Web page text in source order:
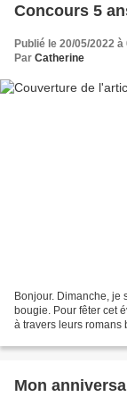
Concours 5
Publié le 20/05/2022 à
Par Catherine
Bonjour. Dimanche, je
bougie. Pour fêter cet
à travers leurs romans
Mon